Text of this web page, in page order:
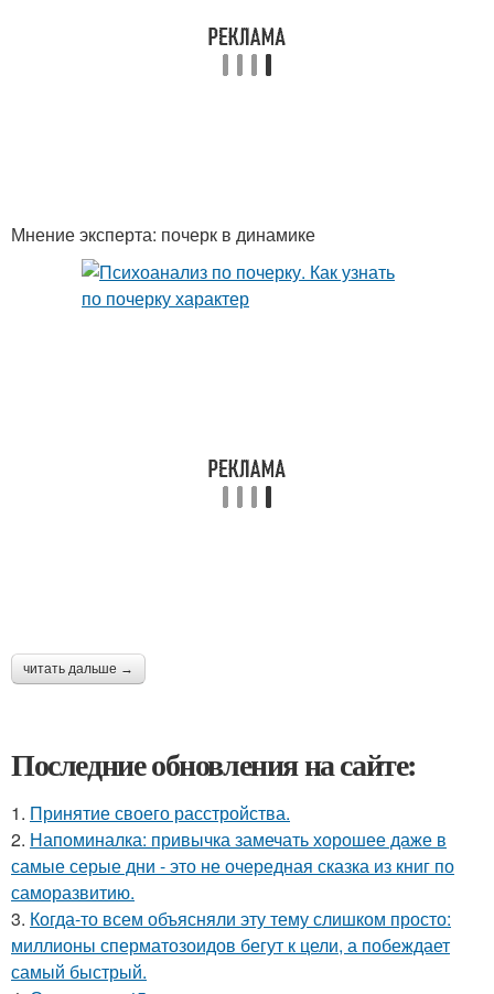
Мнение эксперта: почерк в динамике
читать дальше →
Последние обновления на сайте:
1. Принятие своего расстройства.
2. Напоминалка: привычка замечать хорошее даже в
самые серые дни - это не очередная сказка из книг по
саморазвитию.
3. Когда-то всем объясняли эту тему слишком просто:
миллионы сперматозоидов бегут к цели, а побеждает
самый быстрый.